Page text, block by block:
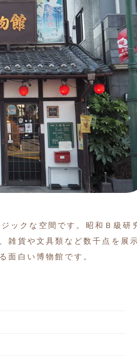
ックな空間です。昭和Ｂ級研
雑貨や文具類など数千点を展
面白い博物館です。